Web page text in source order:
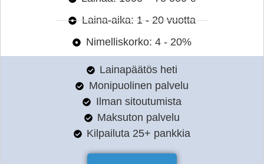
Laina-aika: 1 - 20 vuotta
Nimelliskorko: 4 - 20%
Lainapäätös heti
Monipuolinen palvelu
Ilman sitoutumista
Maksuton palvelu
Kilpailuta 25+ pankkia